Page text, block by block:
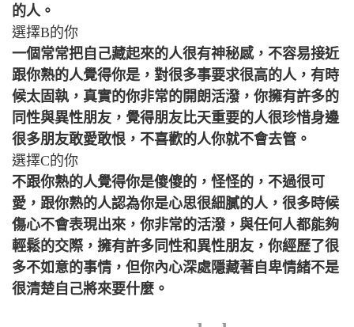
的人。
選擇B的你
一個常常把自己藏起來的人很有神秘感，不容易接近
跟你熟的人覺得你是，對很多事要求很高的人，有時
候太固執，真實的你非常的開朗活潑，你擁有許多的
同性與異性朋友，覺得朋友比天重要的人很珍惜身邊
很多朋友敢愛敢恨，不喜歡的人你就不會去管。
選擇C的你
不跟你熟的人覺得你是傻傻的，怪怪的，不過很可
愛，跟你熟的人認為你是心思很細膩的人，很多時候
傷心不會表現出來，你非常的活潑，與任何人都能夠
輕鬆的交際，擁有許多同性和異性朋友，你經歷了很
多不如意的事情，但你內心深處隱藏著自卑情緒不是
很清楚自己將來要什麼。